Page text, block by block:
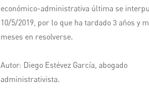
económico-administrativa última se
10/5/2019, por lo que ha tardado 3 años y
meses en resolverse.
Autor: Diego Estévez García, abogado
administrativista.